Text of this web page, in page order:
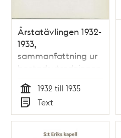
Årstatävlingen 1932-
1933,
sammanfattning ur
bostadsutredningen
Tid
1932 till 1935
Typ
Text